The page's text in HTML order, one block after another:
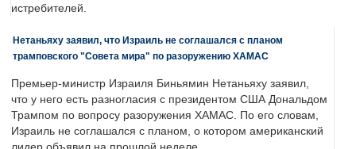
истребителей.
Нетаньяху заявил, что Израиль не соглашался с планом
трамповского "Совета мира" по разоружению ХАМАС
Премьер-министр Израиля Биньямин Нетаньяху заявил,
что у него есть разногласия с президентом США Дональдом
Трампом по вопросу разоружения ХАМАС. По его словам,
Израиль не соглашался с планом, о котором американский